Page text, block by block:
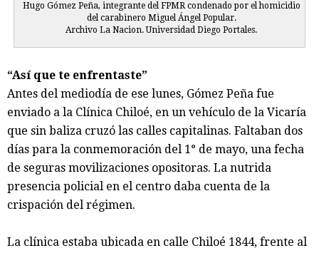
Hugo Gómez Peña, integrante del FPMR condenado por el homicidio
del carabinero Miguel Ángel Popular.
Archivo La Nacion. Universidad Diego Portales.
“Así que te enfrentaste”
Antes del mediodía de ese lunes, Gómez Peña fue
enviado a la Clínica Chiloé, en un vehículo de la Vicaría
que sin baliza cruzó las calles capitalinas. Faltaban dos
días para la conmemoración del 1° de mayo, una fecha
de seguras movilizaciones opositoras. La nutrida
presencia policial en el centro daba cuenta de la
crispación del régimen.
La clínica estaba ubicada en calle Chiloé 1844, frente al